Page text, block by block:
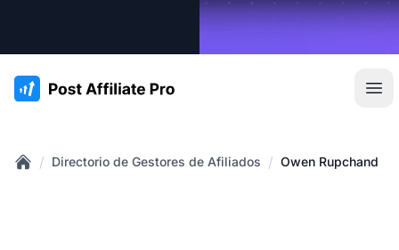
:site.title
/ Directorio de Gestores de Afiliados / Owen Rupchand